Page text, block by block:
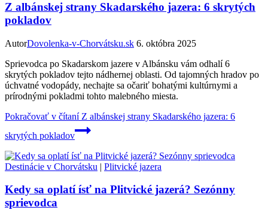
Z albánskej strany Skadarského jazera: 6 skrytých
pokladov
AutorDovolenka-v-Chorvátsku.sk 6. októbra 2025
Sprievodca po Skadarskom jazere v Albánsku vám odhalí 6
skrytých pokladov tejto nádhernej oblasti. Od tajomných hradov po
úchvatné vodopády, nechajte sa očariť bohatými kultúrnymi a
prírodnými pokladmi tohto malebného miesta.
Pokračovať v čítaníZ albánskej strany Skadarského jazera: 6
skrytých pokladov
Destinácie v Chorvátsku | Plitvické jazera
Kedy sa oplatí ísť na Plitvické jazerá? Sezónny
sprievodca